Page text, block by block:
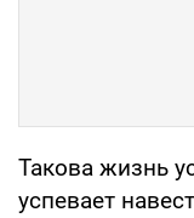
Такова жизнь
успевает